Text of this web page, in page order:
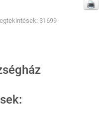
31699